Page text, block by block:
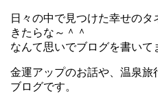
日々の中で見つけた幸せの
きたらな～＾＾
なんて思いでブログを書いて
金運アップのお話や、温泉旅
ブログです。